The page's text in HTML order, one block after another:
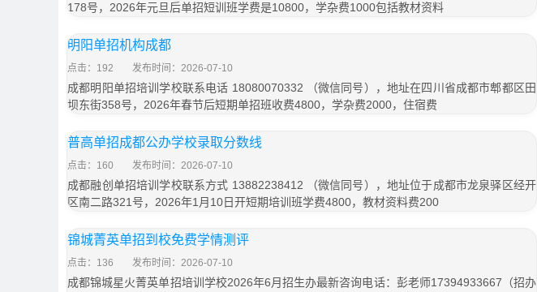
178号，2026年元旦后单招短训班学费是10800，学杂费1000包括教材资料
明阳单招机构成都
点击：192 发布时间：2026-07-10
成都明阳单招培训学校联系电话 18080070332 （微信同号），地址在四川省成都市郫都区田
坝东街358号，2026年春节后短期单招班收费4800，学杂费2000，住宿费
普高单招成都公办学校录取分数线
点击：160 发布时间：2026-07-10
成都融创单招培训学校联系方式 13882238412 （微信同号），地址位于成都市龙泉驿区经开
区南二路321号，2026年1月10日开短期培训班学费4800，教材资料费200
锦城菁英单招到校免费学情测评
点击：136 发布时间：2026-07-10
成都锦城星火菁英单招培训学校2026年6月招生办最新咨询电话：彭老师17394933667（招办